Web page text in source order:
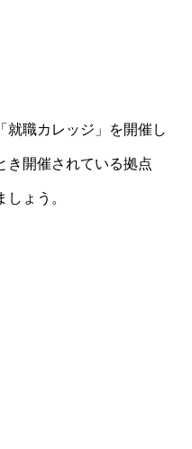
就職カレッジ」を開催し
き開催されている拠点
ょう。